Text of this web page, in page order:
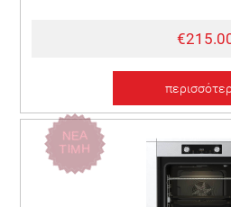
ΝΕΑ
ΤΙΜΗ